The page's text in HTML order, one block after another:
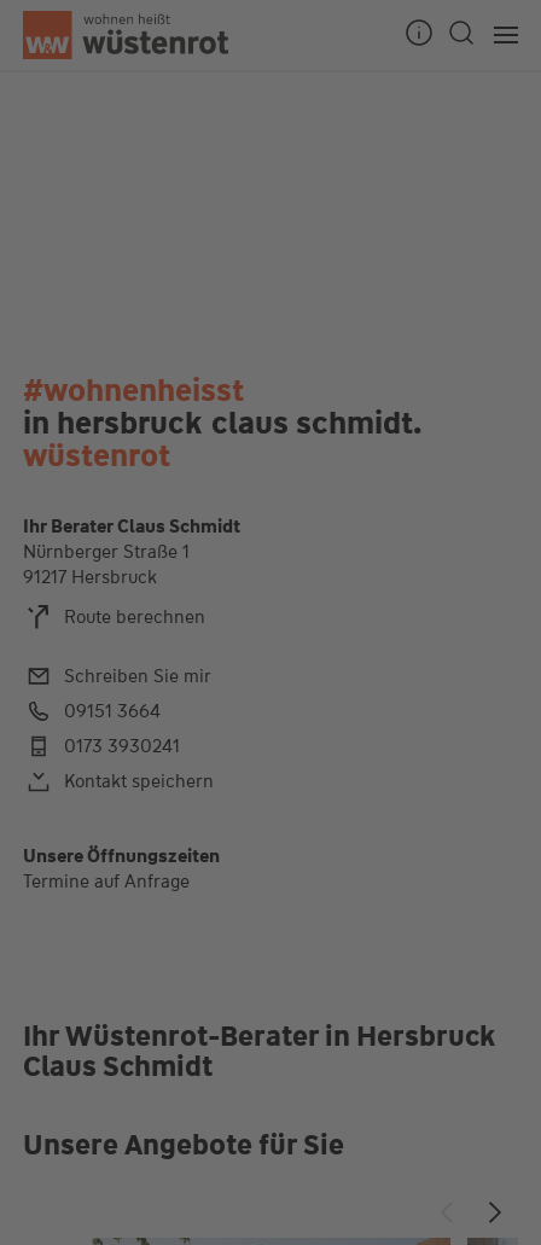
#wohnenheisst
in hersbruck claus schmidt.
wüstenrot
Ihr Berater Claus Schmidt
Nürnberger Straße 1
91217 Hersbruck
Route berechnen
Schreiben Sie mir
09151 3664
0173 3930241
Kontakt speichern
Unsere Öffnungszeiten
Termine auf Anfrage
Ihr Wüstenrot-Berater in Hersbruck
Claus Schmidt
Unsere Angebote für Sie